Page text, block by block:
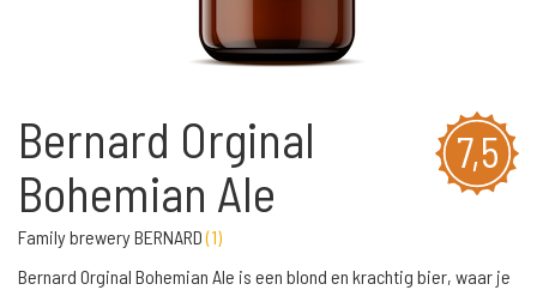
7,5
Bernard Orginal
Bohemian Ale
Family brewery BERNARD(1)
Bernard Orginal Bohemian Ale is een blond en krachtig bier, waar je